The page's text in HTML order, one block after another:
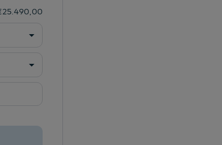
Startknopf mit Heartbeat
25.490,00